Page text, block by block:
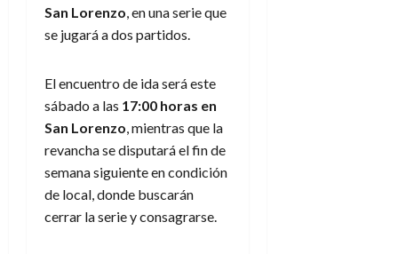
San Lorenzo, en una serie que
se jugará a dos partidos.
El encuentro de ida será este
sábado a las 17:00 horas en
San Lorenzo, mientras que la
revancha se disputará el fin de
semana siguiente en condición
de local, donde buscarán
cerrar la serie y consagrarse.